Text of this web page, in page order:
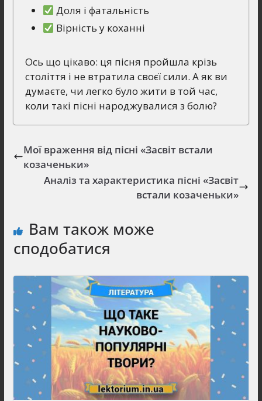
Доля і фатальність
Вірність у коханні
Ось що цікаво: ця пісня пройшла крізь
століття і не втратила своєї сили. А як ви
думаєте, чи легко було жити в той час,
коли такі пісні народжувалися з болю?
Мої враження від пісні «Засвіт встали
козаченьки»
Аналіз та характеристика пісні «Засвіт
встали козаченьки»
Вам також може
сподобатися